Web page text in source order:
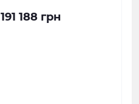
191 188 грн